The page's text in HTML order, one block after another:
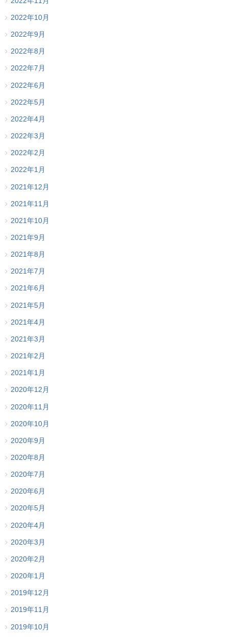
2022年10月
2022年9月
2022年8月
2022年7月
2022年6月
2022年5月
2022年4月
2022年3月
2022年2月
2022年1月
2021年12月
2021年11月
2021年10月
2021年9月
2021年8月
2021年7月
2021年6月
2021年5月
2021年4月
2021年3月
2021年2月
2021年1月
2020年12月
2020年11月
2020年10月
2020年9月
2020年8月
2020年7月
2020年6月
2020年5月
2020年4月
2020年3月
2020年2月
2020年1月
2019年12月
2019年11月
2019年10月